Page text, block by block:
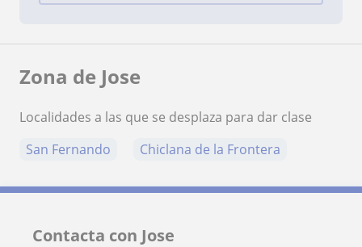
Zona de Jose
Localidades a las que se desplaza para dar clase
San Fernando
Chiclana de la Frontera
Contacta con Jose